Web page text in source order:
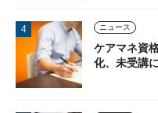
ニュース
ケアマネ資
化、未受講